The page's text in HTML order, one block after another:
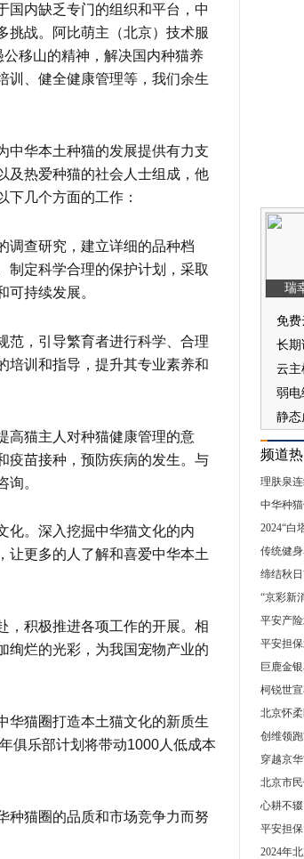
国内缺乏专门的组织和平台，中
挑战。阿比萌主（北京）技术服
公移山的精神，解决国内种猫养
训、健全健康管理等，我们余生
中华本土种猫的发展提供有力支
及热爱种猫的社会人士组成，他
下几个方面的工作：
调查研究，建立详细的品种档
制定科学合理的保护计划，采取
持续发展。
范，引导繁育者进行科学、合理
培训和指导，提升其专业素养和
高猫主人对种猫健康管理的意
疫苗接种，预防疾病的发生。与
。
化。深入挖掘中华猫文化的内
让更多的人了解和喜爱中华本土
，积极推进各项工作的开展。相
绚烂的光彩，为我国宠物产业的
华猫圈打造本土猫文化的新质生
俱乐部计划将带动1000人低成本
种猫圈的品质和市场竞争力而努
频道
理肤泉
中华种
2024“白
传统健
缔结秋
“京彩新
平安产
平安担
巨鹿金
柯锐世
北京怀
创维领
穿越京
北京市
心耕不
平安担
2024年